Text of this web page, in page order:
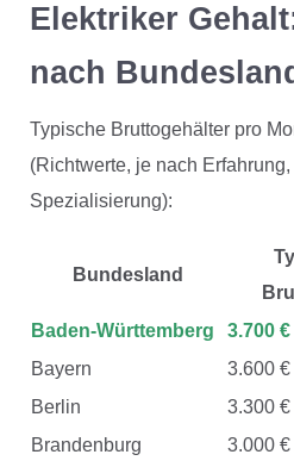
Elektriker
nach
Typische Bruttogehälter pro
(Richtwerte, je nach
Spezialisierung):
Bundesland
Baden-Württemberg
3.700 €
Bayern
3.600 €
Berlin
3.300 €
Brandenburg
3.000 €